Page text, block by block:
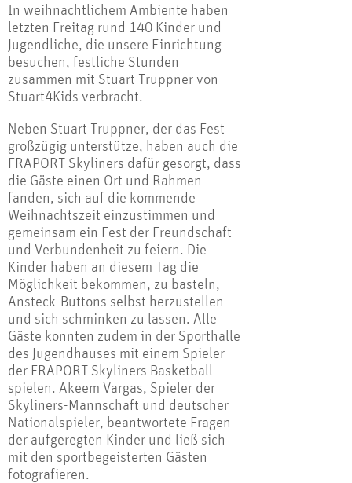
In weihnachtlichem Ambiente haben
letzten Freitag rund 140 Kinder und
Jugendliche, die unsere Einrichtung
besuchen, festliche Stunden
zusammen mit Stuart Truppner von
Stuart4Kids verbracht.
Neben Stuart Truppner, der das Fest
großzügig unterstütze, haben auch die
FRAPORT Skyliners dafür gesorgt, dass
die Gäste einen Ort und Rahmen
fanden, sich auf die kommende
Weihnachtszeit einzustimmen und
gemeinsam ein Fest der Freundschaft
und Verbundenheit zu feiern. Die
Kinder haben an diesem Tag die
Möglichkeit bekommen, zu basteln,
Ansteck-Buttons selbst herzustellen
und sich schminken zu lassen. Alle
Gäste konnten zudem in der Sporthalle
des Jugendhauses mit einem Spieler
der FRAPORT Skyliners Basketball
spielen. Akeem Vargas, Spieler der
Skyliners-Mannschaft und deutscher
Nationalspieler, beantwortete Fragen
der aufgeregten Kinder und ließ sich
mit den sportbegeisterten Gästen
fotografieren.